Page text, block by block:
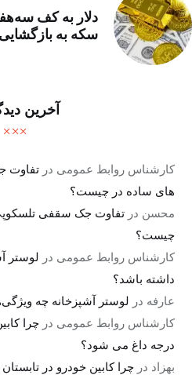
دلار به کف
سکه به
آخرین
کارشناس روابط عمومی درتفاوت
های ساده در چیست؟
محسن درتفاوت جک سقفی
چیست؟
کارشناس روابط عمومی در لوستر
داشته باشد؟
عارفه در لوستر آشپزخانه چه
کارشناس روابط عمومی در
درجه داغ می شود؟
بهزاد درچرا کابین خودرو در تابستان تا ۶۰ درجه داغ می